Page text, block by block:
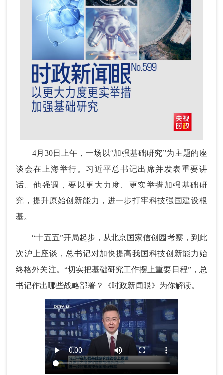
4月30日上午，一场以“加强基础研究”为主题的座
谈会在上海举行。习近平总书记出席并发表重要讲
话。他强调，要以更大力度、更实举措加强基础研
究，提升原始创新能力，进一步打牢科技强国建设根
基。
“十五五”开局起步，从北京国家信创园考察，到此
次沪上座谈，总书记对加快提高我国科技创新能力始
终格外关注。“切实把基础研究工作摆上重要日程”，总
书记作出哪些战略部署？《时政新闻眼》为你解读。